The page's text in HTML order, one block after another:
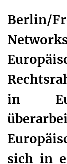
Berlin/
in
sich in